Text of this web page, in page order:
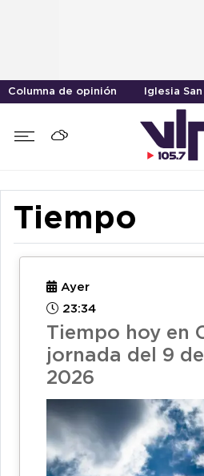
Columna de opinión Iglesia
Tiempo
Ayer
23:34
Tiempo hoy en
jornada del 9
2026